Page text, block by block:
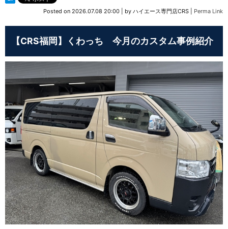
Posted on 2026.07.08 20:00 by ハイエース専門店CRS Perma Link
【CRS福岡】くわっち 今月のカスタム事例紹介